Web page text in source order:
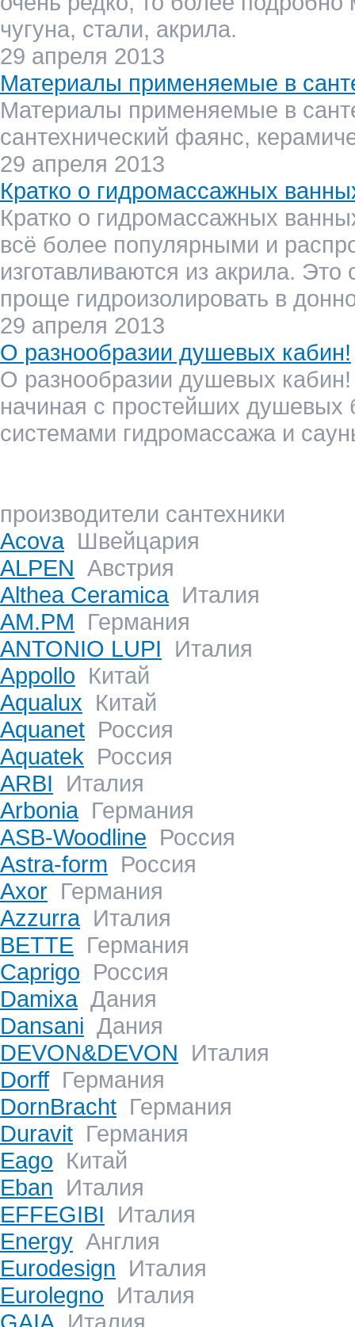
чугуна, стали, акрила.
29 апреля 2013
Материалы применяемые в
Материалы применяемые в
сантехнический фаянс,
29 апреля 2013
Кратко о гидромассажных
Кратко о гидромассажных
всё более популярными и
изготавливаются из акрила.
проще гидроизолировать в
29 апреля 2013
О разнообразии душевых кабин!
О разнообразии душевых
начиная с простейших
системами гидромассажа и
производители сантехники
AcovaШвейцария
ALPEN Австрия
Althea CeramicaИталия
AM.PM Германия
ANTONIO LUPI Италия
Appollo Китай
Aqualux Китай
Aquanet Россия
Aquatek Россия
ARBI Италия
ArboniaГермания
ASB-Woodline Россия
Astra-form Россия
Axor Германия
AzzurraИталия
BETTE Германия
Caprigo Россия
DamixaДания
Dansani Дания
DEVON&DEVON Италия
DorffГермания
DornBracht Германия
Duravit Германия
Eago Китай
Eban Италия
EFFEGIBI Италия
Energy Англия
Eurodesign Италия
Eurolegno Италия